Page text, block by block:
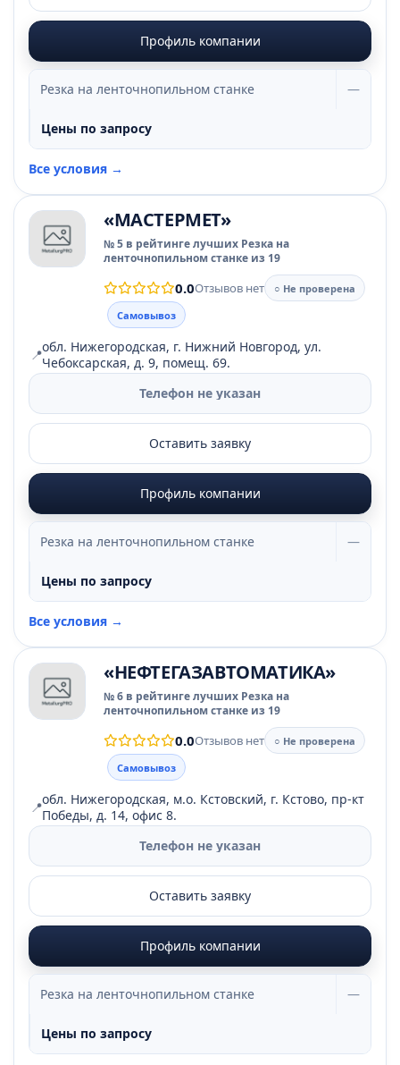
Профиль компании
Резка на ленточнопильном станке —
Цены по запросу
Все условия →
«МАСТЕРМЕТ»
№ 5 в рейтинге лучших Резка на
ленточнопильном станке из 19
0.0Отзывов нет
○ Не проверена
Самовывоз
📍обл. Нижегородская, г. Нижний Новгород, ул.
Чебоксарская, д. 9, помещ. 69.
Телефон не указан
Оставить заявку
Профиль компании
Резка на ленточнопильном станке —
Цены по запросу
Все условия →
«НЕФТЕГАЗАВТОМАТИКА»
№ 6 в рейтинге лучших Резка на
ленточнопильном станке из 19
0.0Отзывов нет
○ Не проверена
Самовывоз
📍обл. Нижегородская, м.о. Кстовский, г. Кстово, пр-кт
Победы, д. 14, офис 8.
Телефон не указан
Оставить заявку
Профиль компании
Резка на ленточнопильном станке —
Цены по запросу